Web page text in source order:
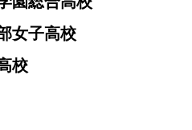
女子高校
校